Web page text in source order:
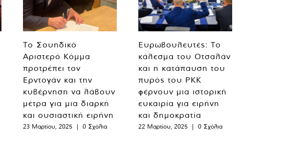
Το Σουηδικό
Αριστερό Κόμμα
προτρέπει τον
Ερντογάν και την
κυβέρνηση να λάβουν
μέτρα για μια διαρκή
και ουσιαστική ειρήνη
23 Μαρτίου, 2025 | 0 Σχόλια
Ευρωβουλευτές: Το
κάλεσμα του Οτσαλάν
και η κατάπαυση του
πυρός του PKK
φέρνουν μια ιστορική
ευκαιρία για ειρήνη
και δημοκρατία
22 Μαρτίου, 2025 | 0 Σχόλια